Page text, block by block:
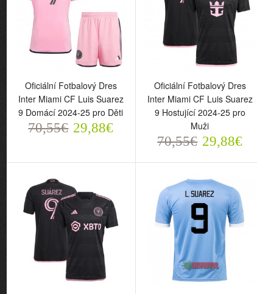
Oficiální Fotbalový Dres
9 Domácí 2024-25 pro Děti
70,55€
Oficiální Fotbalový Dres
Inter Miami CF Luis Suarez
9 Hostující 2024-25 pro
70,55€ 29,88€
Oficiální Fotbalový Dres
Inter Miami CF Luis Suarez
9 Domácí 2024-25 pro Děti
70,55€ 29,88€
Oficiální Fotbalový Dres
Inter Miami CF Luis Suarez
9 Hostující 2024-25 pro
Muži
70,55€ 29,88€